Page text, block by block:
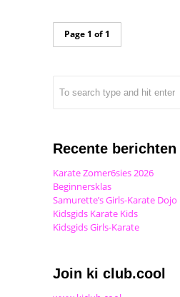
Page 1 of 1
Recente berichten
Karate Zomer6sies 2026
Beginnersklas
Samurette’s Girls-Karate Dojo
Kidsgids Karate Kids
Kidsgids Girls-Karate
Join ki club.cool